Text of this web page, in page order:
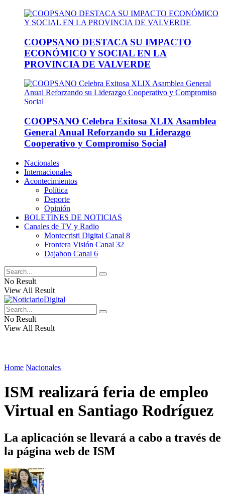
COOPSANO DESTACA SU IMPACTO
ECONÓMICO Y SOCIAL EN LA
PROVINCIA DE VALVERDE
COOPSANO Celebra Exitosa XLIX Asamblea
General Anual Reforzando su Liderazgo
Cooperativo y Compromiso Social
Nacionales
Internacionales
Acontecimientos
Política
Deporte
Opinión
BOLETINES DE NOTICIAS
Canales de TV y Radio
Montecristi Digital Canal 8
Frontera Visión Canal 32
Dajabon Canal 6
No Result
View All Result
No Result
View All Result
Home Nacionales
ISM realizará feria de empleo
Virtual en Santiago Rodríguez
La aplicación se llevará a cabo a través de
la página web de ISM